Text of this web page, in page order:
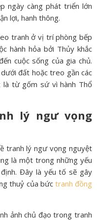
ngày càng phát triển lớn
lợi, hanh thông.
tranh ở vị trí phòng bếp
hành hỏa bởi Thủy khắc
cuộc sống của gia chủ.
đất hoặc treo gần các
là từ gốm sứ vì hành Thổ
lý ngư vọng
tranh lý ngư vọng nguyệt
là một trong những yếu
Đây là yếu tố sẽ gây
thuỷ của bức tranh đồng
ảnh chủ đạo trong tranh